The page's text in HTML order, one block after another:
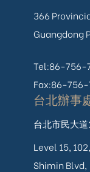
366
Guangdong
Tel:86-756-
Fax:86-
台北辦事
台北市民大
Level 15,
Shimin Blvd,